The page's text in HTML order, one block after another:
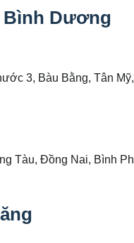
Bình Dương
3, Bàu Bằng, Tân
Tàu, Đồng Nai, Bình